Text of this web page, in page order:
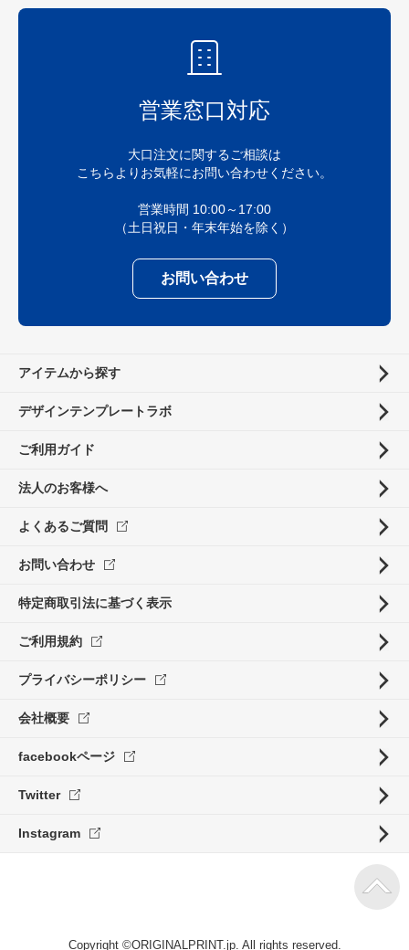
営業窓口対応
大口注文に関するご相談は
こちらよりお気軽にお問い合わせください。
営業時間 10:00～17:00
（土日祝日・年末年始を除く）
お問い合わせ
アイテムから探す
デザインテンプレートラボ
ご利用ガイド
法人のお客様へ
よくあるご質問
お問い合わせ
特定商取引法に基づく表示
ご利用規約
プライバシーポリシー
会社概要
facebookページ
Twitter
Instagram
Copyright ©ORIGINALPRINT.jp. All rights reserved.